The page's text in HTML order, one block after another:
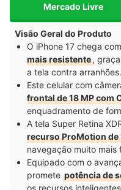
Mercado Livre
Visão Geral do Produto
O iPhone 17 chega
mais resistente,
a tela contra arranhões.
Este celular com
frontal de 18 MP com
enquadramento de
A tela Super Retina
recurso ProMotion de
navegação muito mais
Equipado com o
promete potência de